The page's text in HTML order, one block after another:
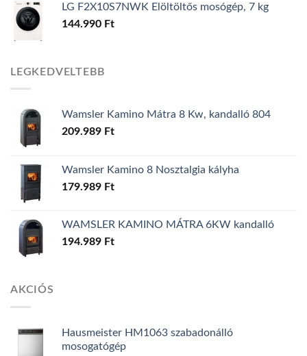
LG F2X10S7NWK Elöltöltős mosógép, 7 kg
144.990 Ft
LEGKEDVELTEBB
Wamsler Kamino Mátra 8 Kw, kandalló 804
209.989 Ft
Wamsler Kamino 8 Nosztalgia kályha
179.989 Ft
WAMSLER KAMINO MÁTRA 6KW kandalló
194.989 Ft
AKCIÓS
Hausmeister HM1063 szabadonálló
mosogatógép